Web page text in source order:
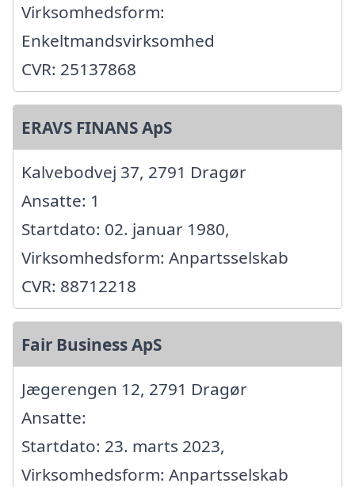
Virksomhedsform:
Enkeltmandsvirksomhed
CVR: 25137868
ERAVS FINANS ApS
Kalvebodvej 37, 2791 Dragør
Ansatte: 1
Startdato: 02. januar 1980,
Virksomhedsform: Anpartsselskab
CVR: 88712218
Fair Business ApS
Jægerengen 12, 2791 Dragør
Ansatte:
Startdato: 23. marts 2023,
Virksomhedsform: Anpartsselskab